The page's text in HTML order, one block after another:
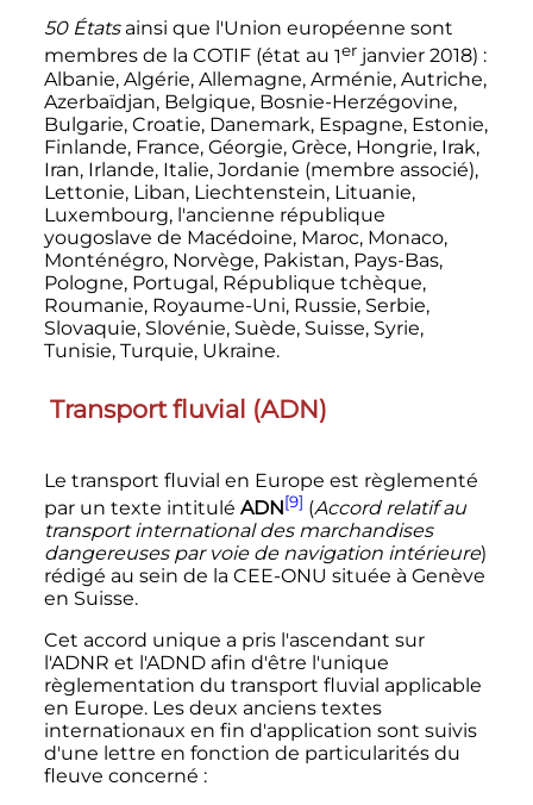
50 Étatsainsi que l'Union européenne sont
membres de la COTIF (état au 1erjanvier 2018) :
Albanie, Algérie, Allemagne, Arménie, Autriche,
Azerbaïdjan, Belgique, Bosnie-Herzégovine,
Bulgarie, Croatie, Danemark, Espagne, Estonie,
Finlande, France, Géorgie, Grèce, Hongrie, Irak,
Iran, Irlande, Italie, Jordanie (membre associé),
Lettonie, Liban, Liechtenstein, Lituanie,
Luxembourg, l'ancienne république
yougoslave de Macédoine, Maroc, Monaco,
Monténégro, Norvège, Pakistan, Pays-Bas,
Pologne, Portugal, République tchèque,
Roumanie, Royaume-Uni, Russie, Serbie,
Slovaquie, Slovénie, Suède, Suisse, Syrie,
Tunisie, Turquie, Ukraine.
Transport fluvial (ADN)
Le transport fluvial en Europe est règlementé
par un texte intitulé ADN[9] (Accord relatif au
transport international des marchandises
dangereuses par voie de navigation intérieure)
rédigé au sein de la CEE-ONU située à Genève
en Suisse.
Cet accord unique a pris l'ascendant sur
l'ADNR et l'ADND afin d'être l'unique
règlementation du transport fluvial applicable
en Europe. Les deux anciens textes
internationaux en fin d'application sont suivis
d'une lettre en fonction de particularités du
fleuve concerné :